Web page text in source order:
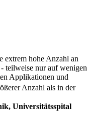
extrem hohe Anzahl an
teilweise nur auf wenigen
Applikationen und
Anzahl als in der
Universitätsspital